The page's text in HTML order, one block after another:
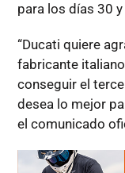
para los días 30
“Ducati quiere
fabricante
conseguir el
desea lo mejor
el comunicado